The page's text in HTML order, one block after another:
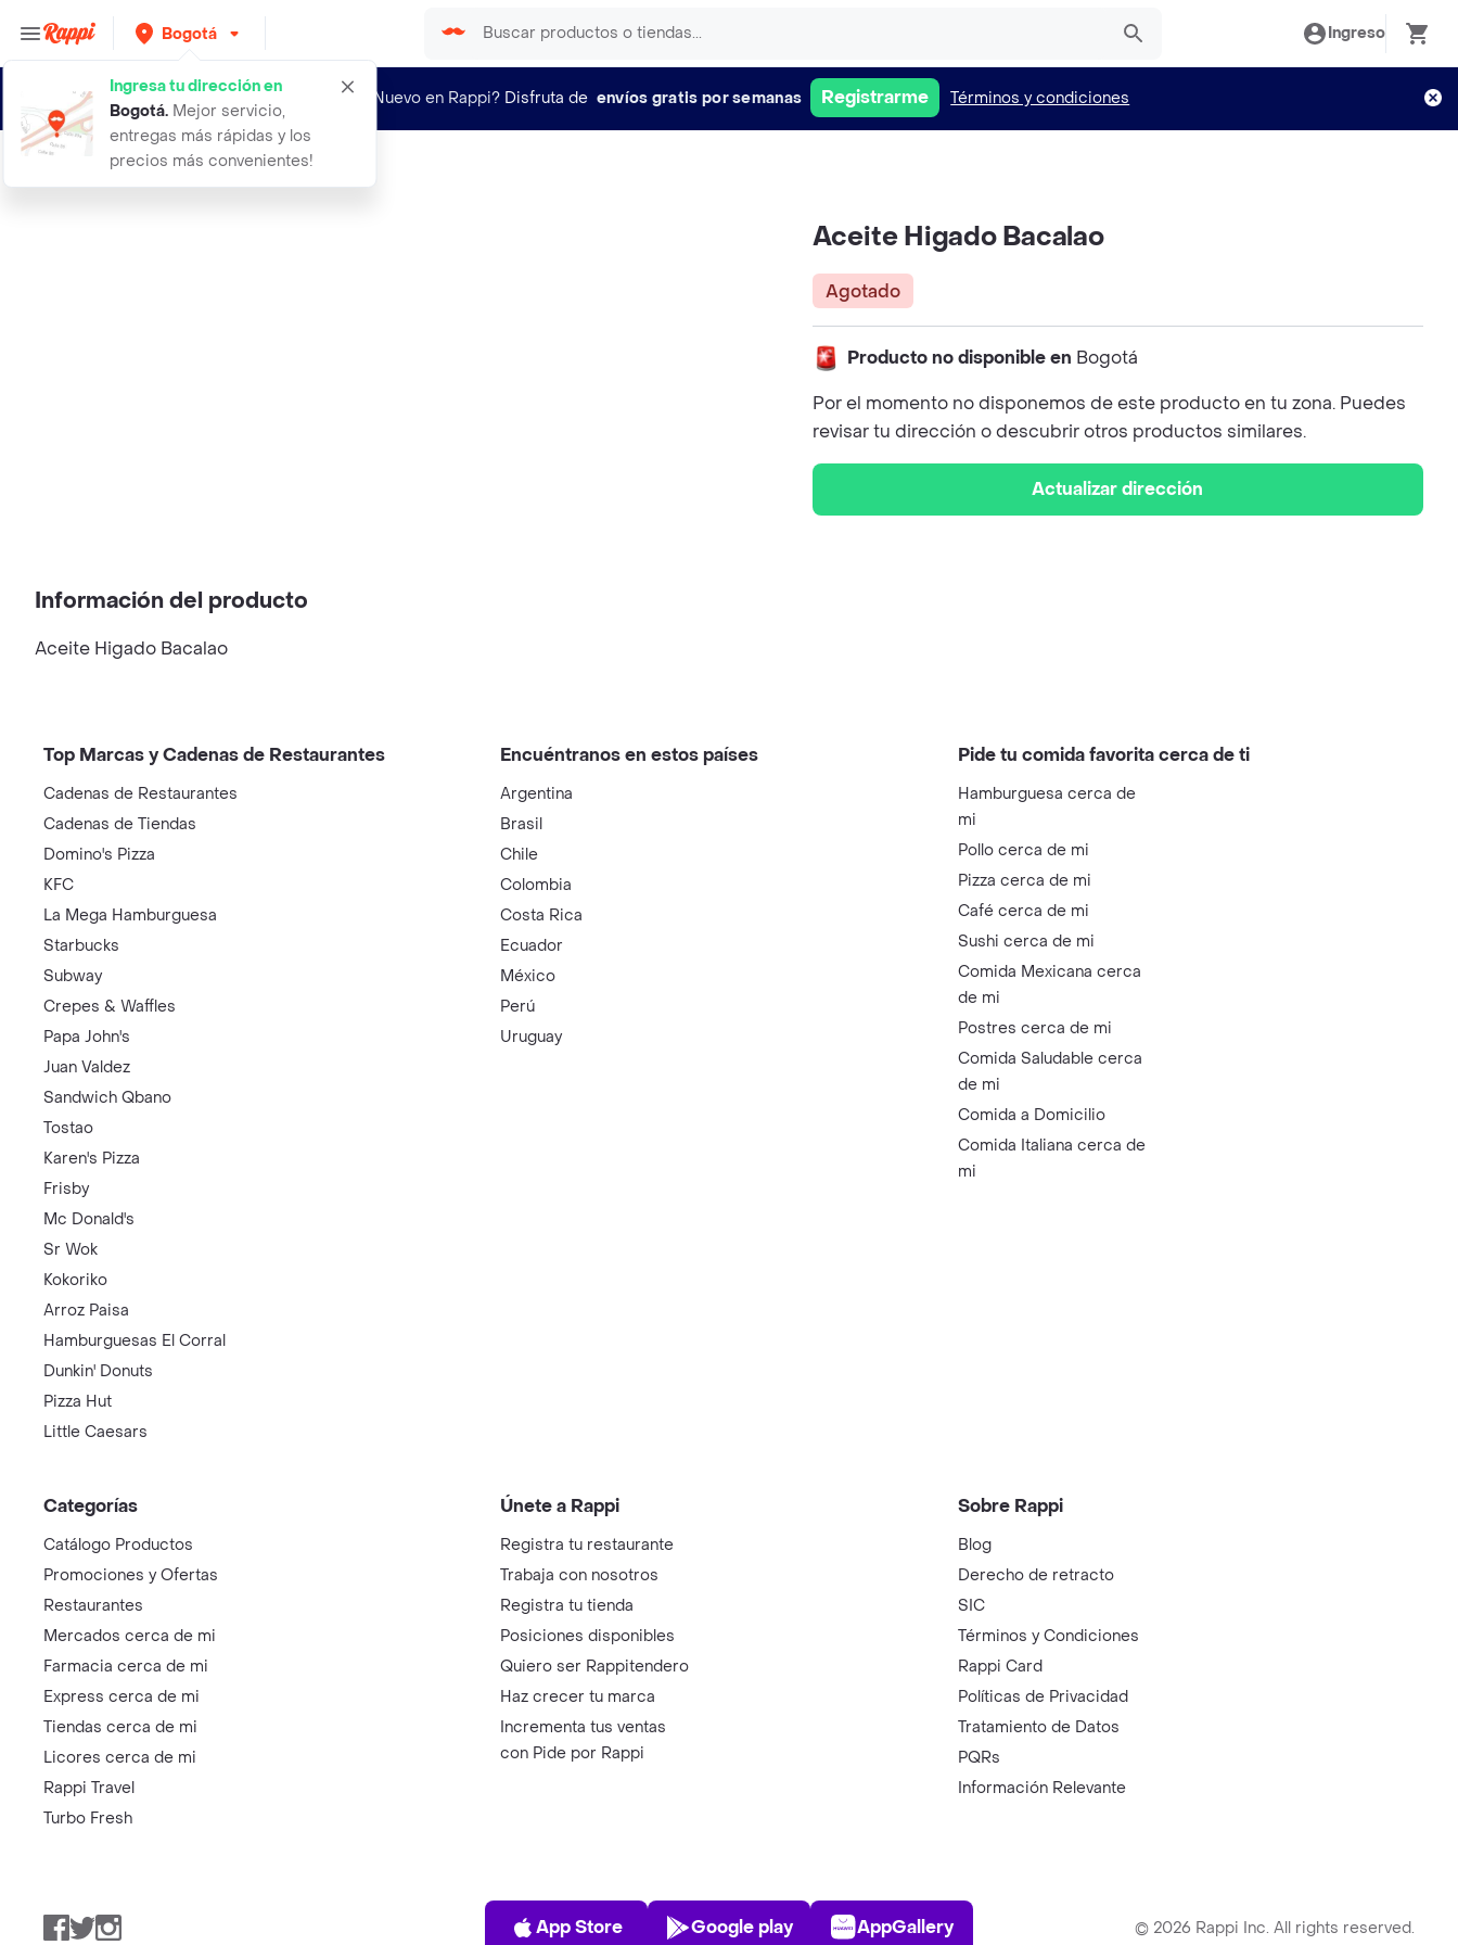
Bogotá
Ingresa tu dirección en
Bogotá. Mejor servicio,
entregas más rápidas y los
precios más convenientes!
Ingreso
¿Nuevo en Rappi? Disfruta de envíos gratis por semanas Registrarme Términos y condiciones
aceite higado bacalao
Aceite Higado Bacalao
Agotado
Producto no disponible en Bogotá
Por el momento no disponemos de este producto en tu zona. Puedes
revisar tu dirección o descubrir otros productos similares.
Actualizar dirección
Información del producto
Aceite Higado Bacalao
Top Marcas y Cadenas de Restaurantes
Cadenas de Restaurantes
Cadenas de Tiendas
Domino's Pizza
KFC
La Mega Hamburguesa
Starbucks
Subway
Crepes & Waffles
Papa John's
Juan Valdez
Sandwich Qbano
Tostao
Karen's Pizza
Frisby
Mc Donald's
Sr Wok
Kokoriko
Arroz Paisa
Hamburguesas El Corral
Dunkin' Donuts
Pizza Hut
Little Caesars
Encuéntranos en estos países
Argentina
Brasil
Chile
Colombia
Costa Rica
Ecuador
México
Perú
Uruguay
Pide tu comida favorita cerca de ti
Hamburguesa cerca de
mi
Pollo cerca de mi
Pizza cerca de mi
Café cerca de mi
Sushi cerca de mi
Comida Mexicana cerca
de mi
Postres cerca de mi
Comida Saludable cerca
de mi
Comida a Domicilio
Comida Italiana cerca de
mi
Categorías
Catálogo Productos
Promociones y Ofertas
Restaurantes
Mercados cerca de mi
Farmacia cerca de mi
Express cerca de mi
Tiendas cerca de mi
Licores cerca de mi
Rappi Travel
Turbo Fresh
Únete a Rappi
Registra tu restaurante
Trabaja con nosotros
Registra tu tienda
Posiciones disponibles
Quiero ser Rappitendero
Haz crecer tu marca
Incrementa tus ventas
con Pide por Rappi
Sobre Rappi
Blog
Derecho de retracto
SIC
Términos y Condiciones
Rappi Card
Políticas de Privacidad
Tratamiento de Datos
PQRs
Información Relevante
Facebook
TwitterInstagram
App Store
App Store
Play Store
Google play
AppGallery
AppGallery © 2026 Rappi Inc. All rights reserved.